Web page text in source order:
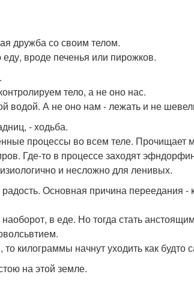
дружба со своим телом.
вроде печенья или пирожков.
тело, а не оно нас.
водой. А не оно нам - лежать и не
- ходьба.
процессы во всем теле. Прочищает
Где-то в процессе заходят
и несложно для ленивых.
Основная причина переедания -
в еде. Но тогда стать
килограммы начнут уходить как будто
на этой земле.